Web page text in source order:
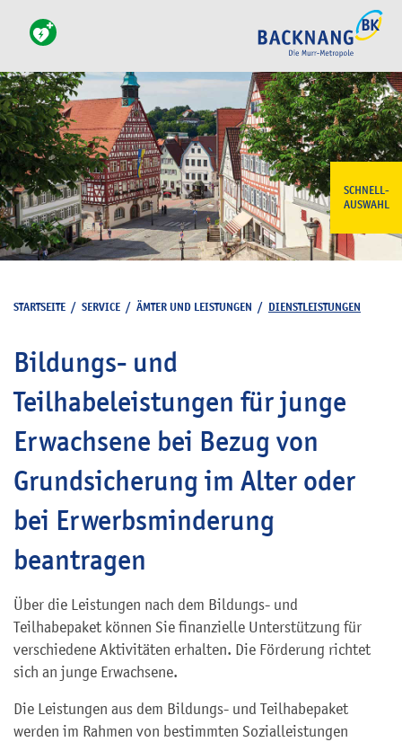
SCHNELL-
AUSWAHL
STARTSEITE / SERVICE / ÄMTER UND LEISTUNGEN / DIENSTLEISTUNGEN
Bildungs- und
Teilhabeleistungen für junge
Erwachsene bei Bezug von
Grundsicherung im Alter oder
bei Erwerbsminderung
beantragen
Über die Leistungen nach dem Bildungs- und
Teilhabepaket können Sie finanzielle Unterstützung für
verschiedene Aktivitäten erhalten. Die Förderung richtet
sich an junge Erwachsene.
Die Leistungen aus dem Bildungs- und Teilhabepaket
werden im Rahmen von bestimmten Sozialleistungen